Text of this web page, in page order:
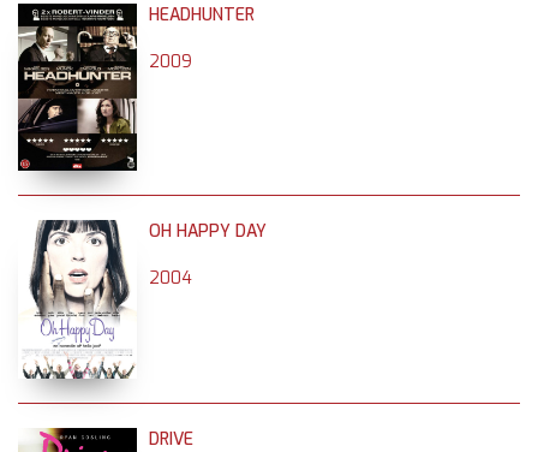
HEADHUNTER
2009
OH HAPPY DAY
2004
DRIVE